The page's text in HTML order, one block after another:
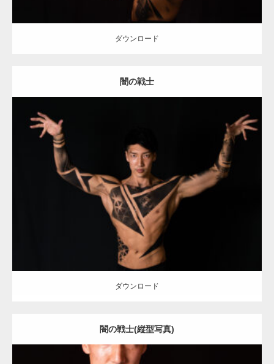
ダウンロード
闇の戦士
Update:2021.12.21
Category:アートなマッチョ オレンジの人 AKIHITO(細マッチョ)
ダウンロード
ダウンロード
闇の戦士(縦型写真)